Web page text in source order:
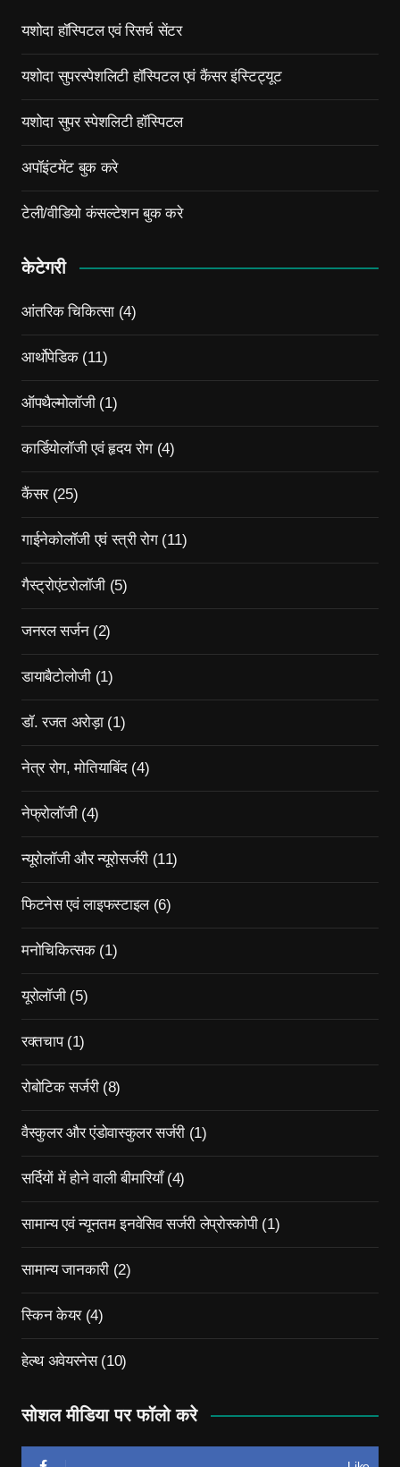
यशोदा हॉस्पिटल एवं रिसर्च सेंटर
यशोदा सुपरस्पेशलिटी हॉस्पिटल एवं कैंसर इंस्टिट्यूट
यशोदा सुपर स्पेशलिटी हॉस्पिटल
अपॉइंटमेंट बुक करे
टेली/वीडियो कंसल्टेशन बुक करे
केटेगरी
आंतरिक चिकित्सा(4)
आर्थोपेडिक(11)
ऑपथैल्मोलॉजी(1)
कार्डियोलॉजी एवं हृदय रोग(4)
कैंसर(25)
गाईनेकोलॉजी एवं स्त्री रोग(11)
गैस्ट्रोएंटरोलॉजी(5)
जनरल सर्जन(2)
डायाबैटोलोजी(1)
डॉ. रजत अरोड़ा(1)
नेत्र रोग, मोतियाबिंद(4)
नेफ्रोलॉजी(4)
न्यूरोलॉजी और न्यूरोसर्जरी(11)
फिटनेस एवं लाइफस्टाइल(6)
मनोचिकित्सक(1)
यूरोलॉजी(5)
रक्तचाप(1)
रोबोटिक सर्जरी(8)
वैस्कुलर और एंडोवास्कुलर सर्जरी (1)
सर्दियों में होने वाली बीमारियाँ(4)
सामान्य एवं न्यूनतम इनवेसिव सर्जरी लेप्रोस्कोपी(1)
सामान्य जानकारी(2)
स्किन केयर(4)
हेल्थ अवेयरनेस(10)
सोशल मीडिया पर फॉलो करे